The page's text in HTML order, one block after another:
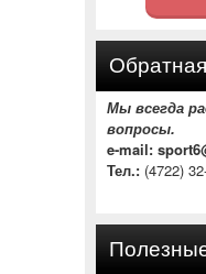
Мы всегда
вопросы.
e-mail:
Тел.: (4722)